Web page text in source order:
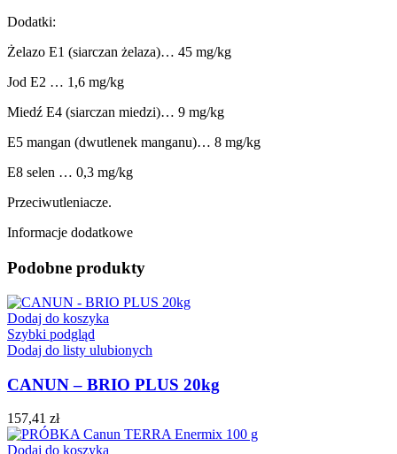
Dodatki:
Żelazo E1 (siarczan żelaza)… 45 mg/kg
Jod E2 … 1,6 mg/kg
Miedź E4 (siarczan miedzi)… 9 mg/kg
E5 mangan (dwutlenek manganu)… 8 mg/kg
E8 selen … 0,3 mg/kg
Przeciwutleniacze.
Informacje dodatkowe
Podobne produkty
Dodaj do koszyka
Szybki podgląd
Dodaj do listy ulubionych
CANUN – BRIO PLUS 20kg
157,41 zł
Dodaj do koszyka